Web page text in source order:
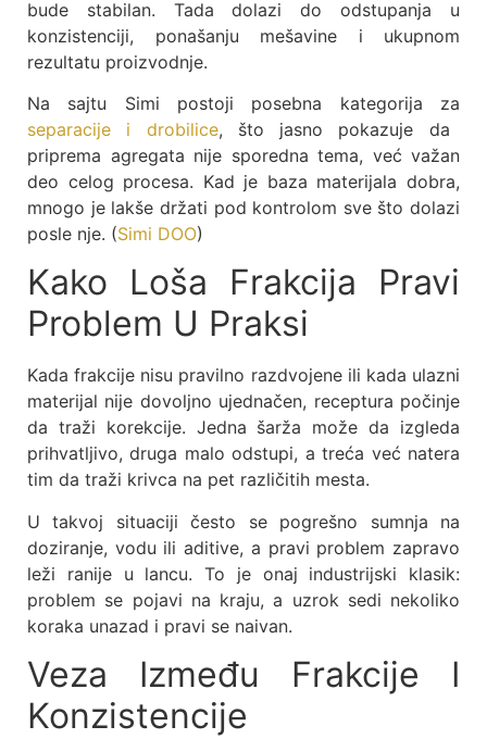
bude stabilan. Tada dolazi do odstupanja u
konzistenciji, ponašanju mešavine i ukupnom
rezultatu proizvodnje.
Na sajtu Simi postoji posebna kategorija za
separacije i drobilice, što jasno pokazuje da
priprema agregata nije sporedna tema, već važan
deo celog procesa. Kad je baza materijala dobra,
mnogo je lakše držati pod kontrolom sve što dolazi
posle nje. (Simi DOO)
Kako Loša Frakcija Pravi
Problem U Praksi
Kada frakcije nisu pravilno razdvojene ili kada ulazni
materijal nije dovoljno ujednačen, receptura počinje
da traži korekcije. Jedna šarža može da izgleda
prihvatljivo, druga malo odstupi, a treća već natera
tim da traži krivca na pet različitih mesta.
U takvoj situaciji često se pogrešno sumnja na
doziranje, vodu ili aditive, a pravi problem zapravo
leži ranije u lancu. To je onaj industrijski klasik:
problem se pojavi na kraju, a uzrok sedi nekoliko
koraka unazad i pravi se naivan.
Veza Između Frakcije I
Konzistencije